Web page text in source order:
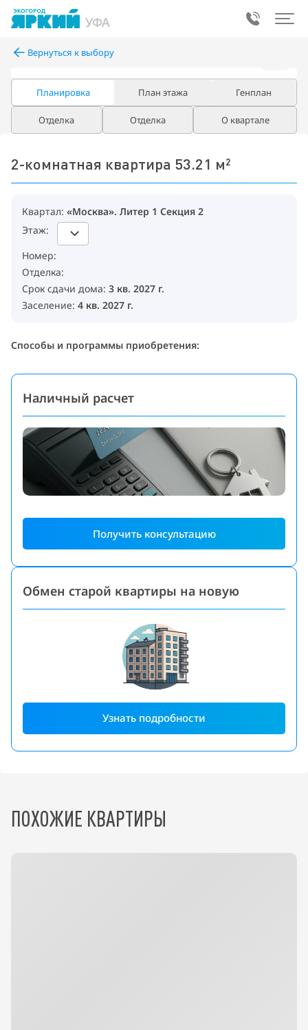
УФА
Вернуться к выбору
Планировка План этажа Генплан
Отделка Отделка О квартале
2-комнатная квартира 53.21 м²«Москва»,
Квартал: «Москва». Литер 1 Секция 2
Этаж:
Номер:
Отделка:
Срок сдачи дома: 3 кв. 2027 г.
Заселение: 4 кв. 2027 г.
Способы и программы приобретения:
Наличный расчет
Получить консультацию
Обмен старой квартиры на новую
Узнать подробности
ПОХОЖИЕ КВАРТИРЫ